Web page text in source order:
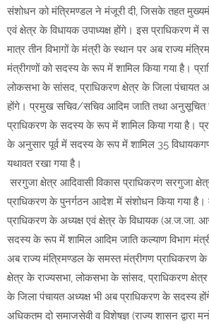
संशोधन को मंत्रिमण्डल ने मंजूरी दी, जिसके तहत
एवं क्षेत्र के विधायक उपाध्यक्ष होंगे। इस प्राधिकरण में
मात्र तीन विभागों के मंत्री के स्थान पर अब राज्य
मंत्रीगणों को सदस्य के रूप में शामिल किया गया है।
लोकसभा के सांसद, प्राधिकरण क्षेत्र के जिला पंचायत
होंगे। प्रमुख सचिव/सचिव आदिम जाति तथा अनुसूचित
प्राधिकरण के सदस्य के रूप में शामिल किया गया है।
के अनुसार पूर्व में सदस्य के रूप में शामिल 35
यथावत रखा गया है।
सरगुजा क्षेत्र आदिवासी विकास प्राधिकरण सरगुजा
प्राधिकरण के पुनर्गठन आदेश में संशोधन किया गया है।
प्राधिकरण के अध्यक्ष एवं क्षेत्र के विधायक (अ.ज.जा.
सदस्य के रूप में शामिल आदिम जाति कल्याण विभाग
अब राज्य मंत्रिमण्डल के समस्त मंत्रीगण प्राधिकरण
क्षेत्र के राज्यसभा, लोकसभा के सांसद, प्राधिकरण
के जिला पंचायत अध्यक्ष भी अब प्राधिकरण के सदस्य
अधिकतम दो समाजसेवी व विशेषज्ञ (राज्य शासन द्वारा